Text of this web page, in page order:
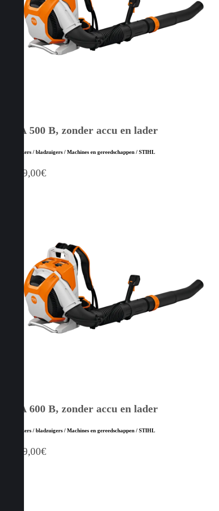
BRA 500 B, zonder accu en lader
Bladblazers / bladzuigers / Machines en gereedschappen / STIHL
1.099,00€
BRA 600 B, zonder accu en lader
Bladblazers / bladzuigers / Machines en gereedschappen / STIHL
1.149,00€